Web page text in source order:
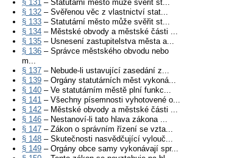
§ 131 – Statutární město může svěřit st...
§ 132 – Svěřenou věc z vlastnictví stat...
§ 133 – Statutární město může svěřit st...
§ 134 – Městské obvody a městské části ...
§ 135 – Usnesení zastupitelstva města a...
§ 136 – Správce městského obvodu nebo
m...
§ 137 – Nebude-li ustavující zasedání z...
§ 139 – Orgány statutárních měst vykoná...
§ 140 – Ve statutárním městě plní funkc...
§ 141 – Všechny písemnosti vyhotovené o...
§ 142 – Městské obvody a městské části ...
§ 146 – Nestanoví-li tato hlava zákona ...
§ 147 – Zákon o správním řízení se vzta...
§ 148 – Skutečnosti nasvědčující vylouč...
§ 149 – Orgány obce samy vykonávají spr...